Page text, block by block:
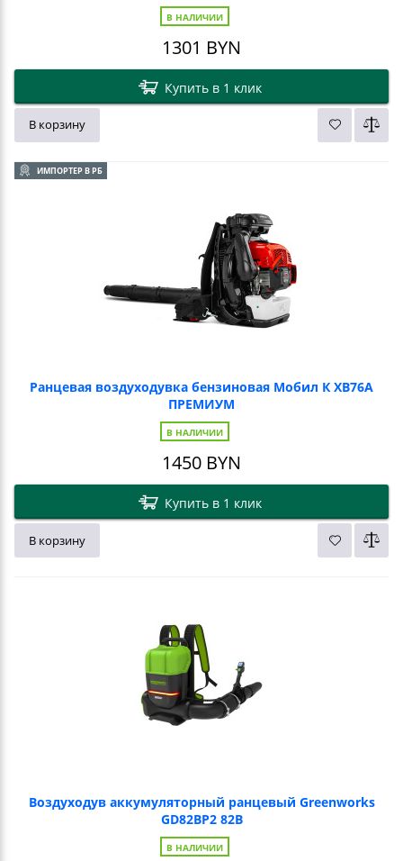
В НАЛИЧИИ
1301 BYN
Купить в 1 клик
В корзину
ИМПОРТЕР В РБ
Ранцевая воздуходувка бензиновая Мобил К XB76А
ПРЕМИУМ
В НАЛИЧИИ
1450 BYN
Купить в 1 клик
В корзину
Воздуходув аккумуляторный ранцевый Greenworks
GD82BP2 82В
В НАЛИЧИИ